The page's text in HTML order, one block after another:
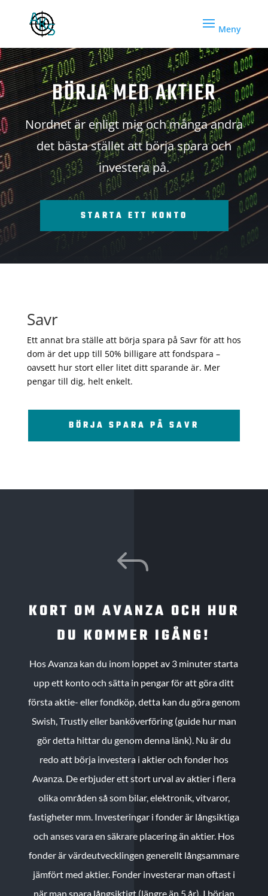
BÖRJA MED AKTIER
Nordnet är enligt mig och många andra
det bästa stället att börja spara och
investera på.
STARTA ETT KONTO
Savr
Ett annat bra ställe att börja spara på Savr för att hos
dom är det upp till 50% billigare att fondspara –
oavsett hur stort eller litet ditt sparande är. Mer
pengar till dig, helt enkelt.
BÖRJA SPARA PÅ SAVR
J
KORT OM AVANZA OCH HUR
DU KOMMER IGÅNG!
Hos Avanza kan du inom loppet av 3 minuter starta
upp ett konto och sätta in pengar för att göra ditt
första aktie- eller fondköp, detta kan du göra genom
Swish, Trustly eller banköverföring (guide hur man
gör detta hittar du genom denna länk). Nu är du
redo att börja investera i aktier och fonder hos
Avanza. De erbjuder ett stort urval av aktier i flera
olika områden så som bilar, elektronik, vitvaror,
fastigheter mm. Investeringar i fonder är långsiktiga
och anses vara en säkrare placering än aktier. Hos
fonder är värdeutvecklingen generellt långsammare
jämfört med aktier. Fonder investerar man oftast i
när man spara långsiktigt (längre än 5 år). I början